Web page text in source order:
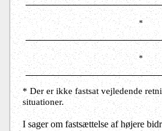
*
*
* Der er ikke fastsat vejledende
situationer.
I sager om fastsættelse af højere